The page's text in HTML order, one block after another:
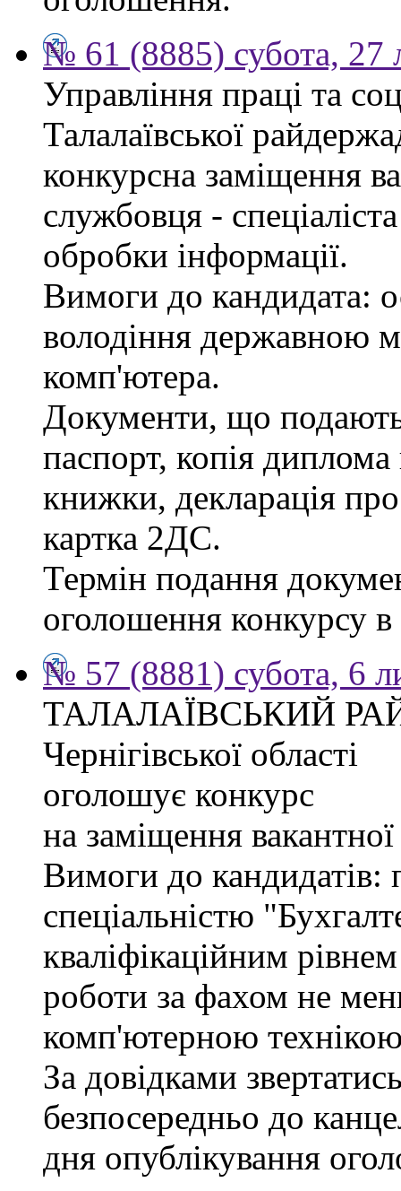
№ 61 (8885) субота, 27
Управління праці та
Талалаївської
конкурсна заміщення
службовця -
обробки інформації.
Вимоги до кандидата:
володіння державною
комп'ютера.
Документи, що
паспорт, копія диплома
книжки, декларація
картка 2ДС.
Термін подання
оголошення конкурсу в
№ 57 (8881) субота, 6
ТАЛАЛАЇВСЬКИЙ
Чернігівської області
оголошує конкурс
на заміщення
Вимоги до кандидатів:
спеціальністю
кваліфікаційним
роботи за фахом не
комп'ютерною
За довідками
безпосередньо до
дня опублікування